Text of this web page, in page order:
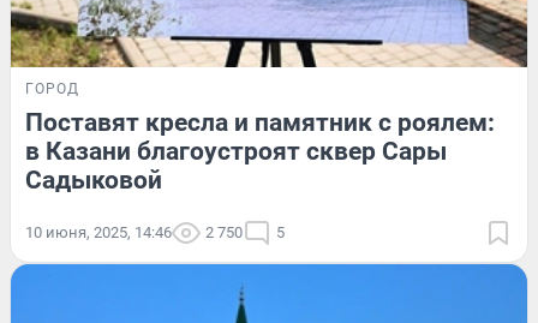
ГОРОД
Поставят кресла и памятник с роялем:
в Казани благоустроят сквер Сары
Садыковой
10 июня, 2025, 14:46 2 750 5